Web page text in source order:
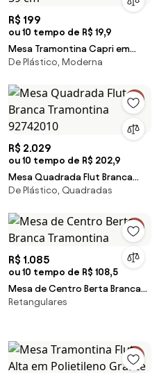
R$ 199
ou 10 tempo de R$ 19,9
Mesa Tramontina Capri em
Polipropileno Branco 59 cm
De Plástico, Moderna
R$ 2.029
ou 10 tempo de R$ 202,9
Mesa Quadrada Flut Branca
Tramontina 92742010
De Plástico, Quadradas
R$ 1.085
ou 10 tempo de R$ 108,5
Mesa de Centro Berta Branca
Tramontina
Retangulares